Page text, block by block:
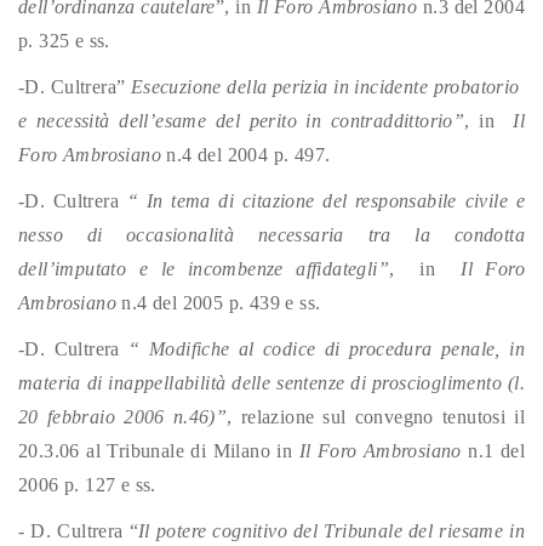
dell’ordinanza cautelare”, in Il Foro Ambrosiano n.3 del 2004
p. 325 e ss.
-D. Cultrera” Esecuzione della perizia in incidente probatorio
e necessità dell’esame del perito in contraddittorio”, in Il
Foro Ambrosianon.4 del 2004 p. 497.
-D. Cultrera “ In tema di citazione del responsabile civile e
nesso di occasionalità necessaria tra la condotta
dell’imputato e le incombenze affidategli”, in Il Foro
Ambrosianon.4 del 2005 p. 439 e ss.
-D. Cultrera
“ Modifiche al codice di procedura penale, in
materia di inappellabilità delle sentenze di proscioglimento (l.
20 febbraio 2006 n.46)”, relazione sul convegno tenutosi il
20.3.06 al Tribunale di Milano in Il Foro Ambrosianon.1 del
2006 p. 127 e ss.
- D. Cultrera “Il potere cognitivo del Tribunale del riesame in